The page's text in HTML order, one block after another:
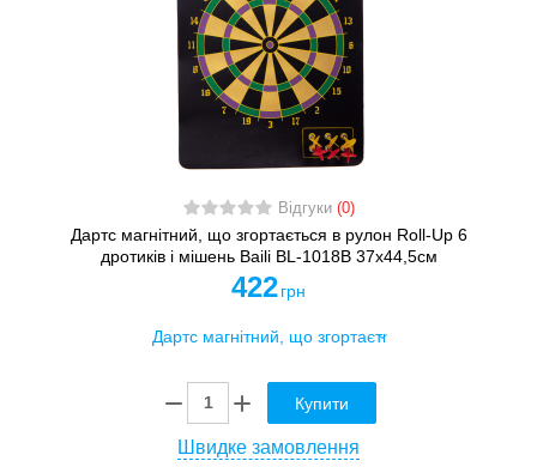
Відгуки (0)
Дартс магнітний, що згортається в рулон Roll-Up 6
дротиків і мішень Baili BL-1018B 37x44,5см
422 грн
Купити
Швидке замовлення